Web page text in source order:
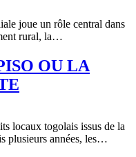
joue un rôle central dans
rural, la…
OU LA
locaux togolais issus de la
plusieurs années, les…